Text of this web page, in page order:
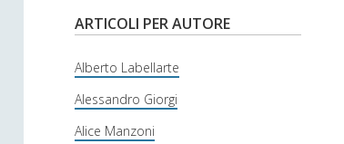
ARTICOLI PER AUTORE
Alberto Labellarte
Alessandro Giorgi
Alice Manzoni